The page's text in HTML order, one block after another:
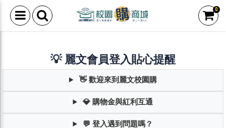
0
💡 麗文會員登入貼心提醒
👋 歡迎來到麗文校園購
💎 購物金與紅利互通
💬 登入遇到問題嗎？